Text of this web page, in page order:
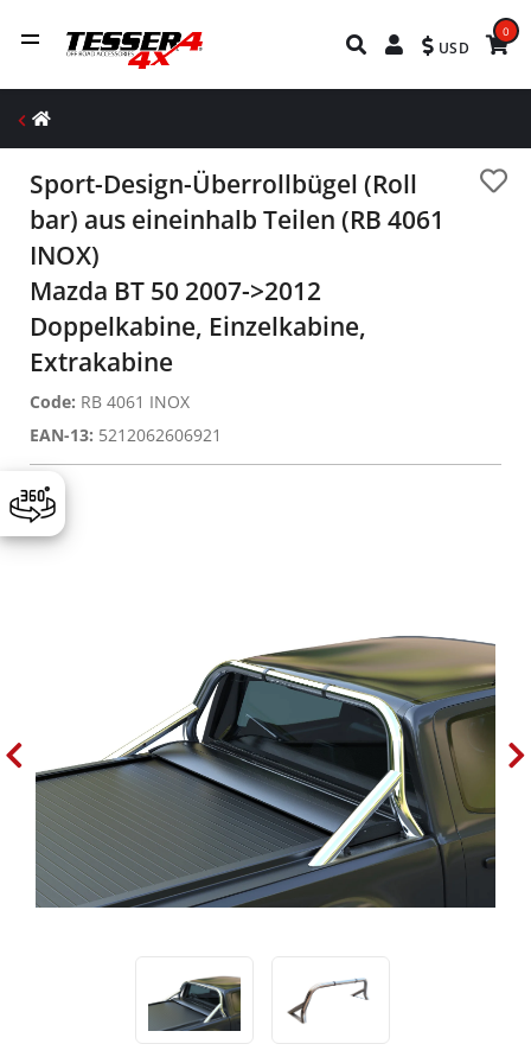
USD
0
Sport-Design-Überrollbügel (Roll
bar) aus eineinhalb Teilen (RB 4061
INOX)
Mazda BT 50 2007->2012
Doppelkabine, Einzelkabine,
Extrakabine
Code: RB 4061 INOX
EAN-13: 5212062606921